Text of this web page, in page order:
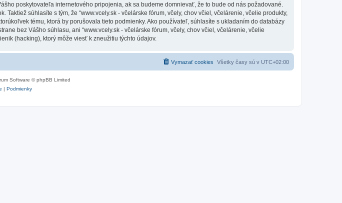
poskytovateľa internetového pripojenia, ak sa budeme domnievať, že to bude od nás požadované.
súhlasíte s tým, že “www.vcely.sk - včelárske fórum, včely, chov včiel, včelárenie, včelie produkty,
tému, ktorá by porušovala tieto podmienky. Ako používateľ, súhlasíte s ukladaním do databázy
bez Vášho súhlasu, ani “www.vcely.sk - včelárske fórum, včely, chov včiel, včelárenie, včelie
(hacking), ktorý môže viesť k zneužitiu týchto údajov.
Všetky časy sú v UTC+02:00
Vymazať cookies
Software © phpBB Limited
| Podmienky